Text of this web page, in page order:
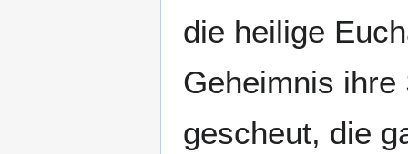
die heilige
Geheimnis
gescheut, die